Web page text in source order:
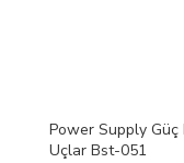
Power Supply Güç
Uçlar Bst-051